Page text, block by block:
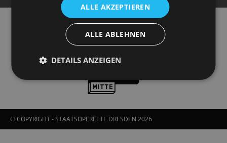
© COPYRIGHT - STAATSOPERETTE DRESDEN 2026
ALLE AKZEPTIEREN
ALLE ABLEHNEN
DETAILS ANZEIGEN